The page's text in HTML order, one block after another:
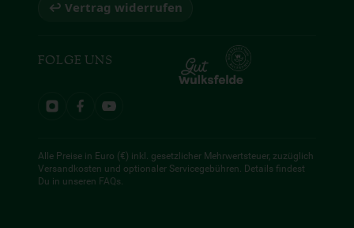
↩ Vertrag widerrufen
FOLGE UNS
Alle Preise in Euro (€) inkl. gesetzlicher Mehrwertsteuer, zuzüglich
Versandkosten und optionaler Servicegebühren. Details findest
Du in unseren FAQs.